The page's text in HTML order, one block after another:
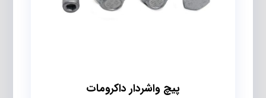
پیچ واشردار داکرومات